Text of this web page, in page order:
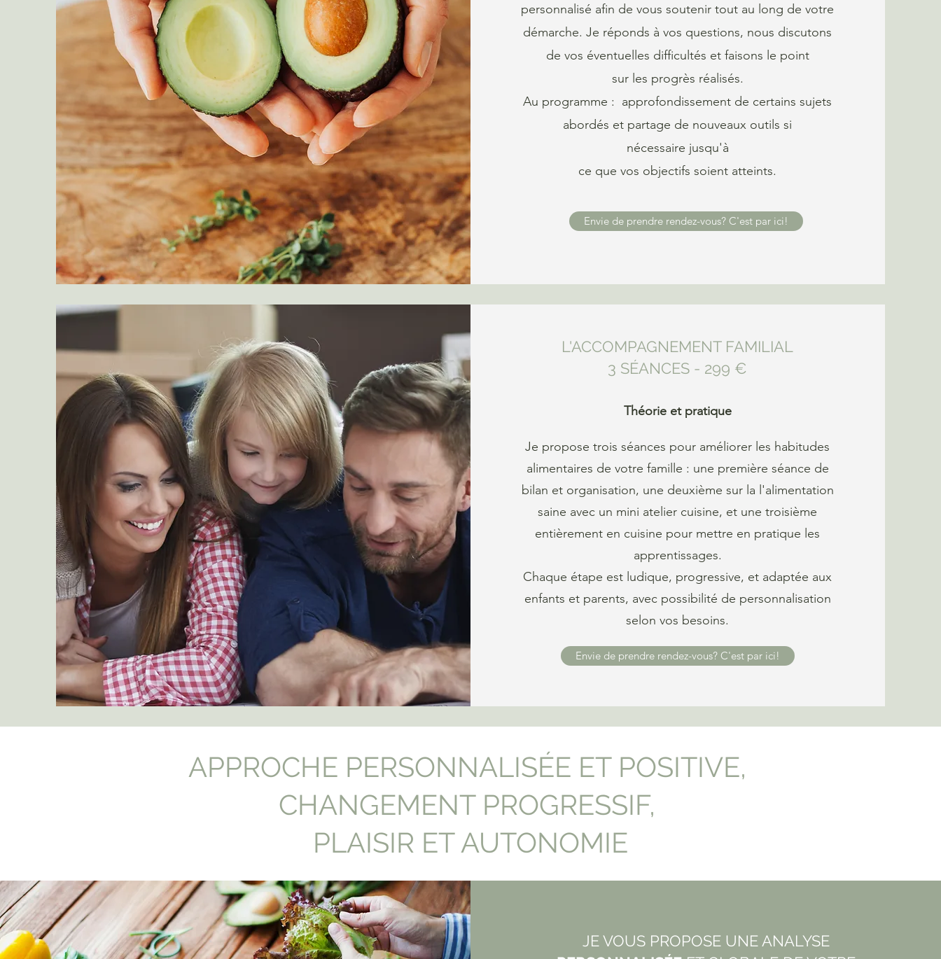
personnalisé afin de vous soutenir tout au long de votre
démarche. Je réponds à vos questions, nous discutons
de vos éventuelles difficultés et faisons le point
sur les progrès réalisés.
Au programme : approfondissement de certains sujets
abordés et partage de nouveaux outils si
nécessaire jusqu'à
ce que vos objectifs soient atteints.
Envie de prendre rendez-vous? C'est par ici!
Découvrir les cours de cuisine
L'ACCOMPAGNEMENT FAMILIAL
3 SÉANCES - 299 €
Théorie et pratique
Je propose trois séances pour améliorer les habitudes
alimentaires de votre famille : une première séance de
bilan et organisation, une deuxième sur la l'alimentation
saine avec un mini atelier cuisine, et une troisième
entièrement en cuisine pour mettre en pratique les
apprentissages.
Chaque étape est ludique, progressive, et adaptée aux
enfants et parents, avec possibilité de personnalisation
selon vos besoins.
Envie de prendre rendez-vous? C'est par ici!
APPROCHE PERSONNALISÉE ET POSITIVE,
CHANGEMENT PROGRESSIF,
PLAISIR ET AUTONOMIE
JE VOUS PROPOSE UNE ANALYSE